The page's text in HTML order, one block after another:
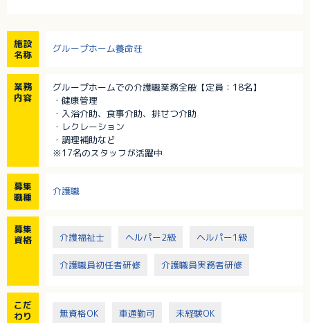
施設
名称
グループホーム養命荘
業務
内容
グループホームでの介護職業務全般【定員：18名】
・健康管理
・入浴介助、食事介助、排せつ介助
・レクレーション
・調理補助など
※17名のスタッフが活躍中
募集
職種
介護職
募集
資格
介護福祉士 ヘルパー2級 ヘルパー1級
介護職員初任者研修 介護職員実務者研修
こだ
わり
無資格OK 車通勤可 未経験OK